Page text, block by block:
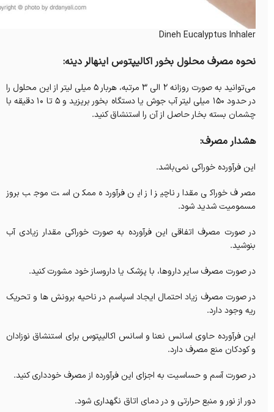
Dineh Eucalyptus Inhaler
نحوه مصرف محلول بخور اکالیپتوس اینهالر دینه:
می‌توانید به صورت روزانه 2 الی 3 مرتبه، هربار 5 میلی لیتر از این محلول را
در حدود 150 میلی لیتر آب جوش یا دستگاه بخور بریزید و 5 تا 10 دقیقه با
چشمان بسته بخار حاصل از آن را استنشاق کنید.
هشدار مصرف:
این فرآورده خوراکی نمی‌باشد.
مصرف خوراکی مقدار ناچیز از این فرآورده ممکن است موجب بروز
مسمومیت شدید شود.
در صورت مصرف اتفاقی این فرآورده به صورت خوراکی مقدار زیادی آب
بنوشید.
در صورت مصرف سایر داروها، با پزشک یا داروساز خود مشورت کنید.
در صورت مصرف زیاد احتمال ایجاد اسپاسم در ناحیه برونش ها و تحریک
ریه وجود دارد.
این فرآورده حاوی اسانس نعنا و اسانس اکالیپتوس برای استنشاق نوزادان
و کودکان منع مصرف دارد.
در صورت آسم و حساسیت به اجزای این فرآورده از مصرف خودداری کنید.
دور از نور و منبع حرارتی و در دمای اتاق نگهداری شود.